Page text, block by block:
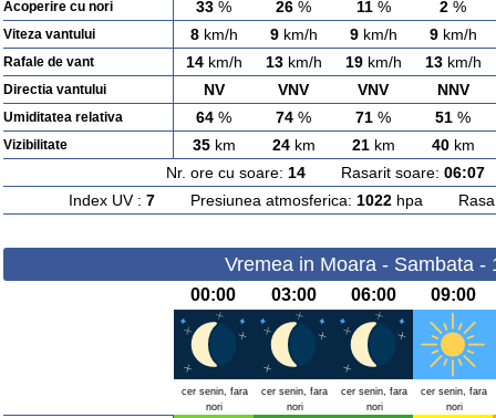
Acoperire cu nori 33 % 26 % 11% 2 %
Viteza vantului 8km/h 9km/h 9km/h 9km/h
Rafale de vant 14km/h 13km/h 19km/h 13km/h
Directia vantului NV VNV VNV NNV
Umiditatea relativa 64 % 74 % 71 % 51 %
Vizibilitate 35km 24km 21km 40km
Nr. ore cu soare: 14Rasarit soare: 06:07
Index UV : 7Presiunea atmosferica: 1022hpa
Vremea in Moara - Sambata -
00:00 03:00 06:00 09:00
cer senin, fara
nori
cer senin, fara
nori
cer senin, fara
nori
cer senin, fara
nori